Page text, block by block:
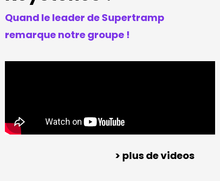
Quand le leader de Supertramp
remarque notre groupe !
> plus de videos